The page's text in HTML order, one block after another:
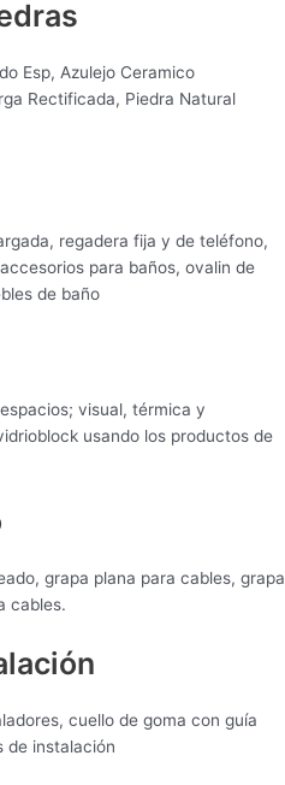
Esp, Azulejo Ceramico
Rectificada, Piedra Natural
regadera fija y de teléfono,
para baños, ovalin de
de baño
visual, térmica y
usando los productos de
grapa plana para cables, grapa
cables.
cuello de goma con guía
de instalación